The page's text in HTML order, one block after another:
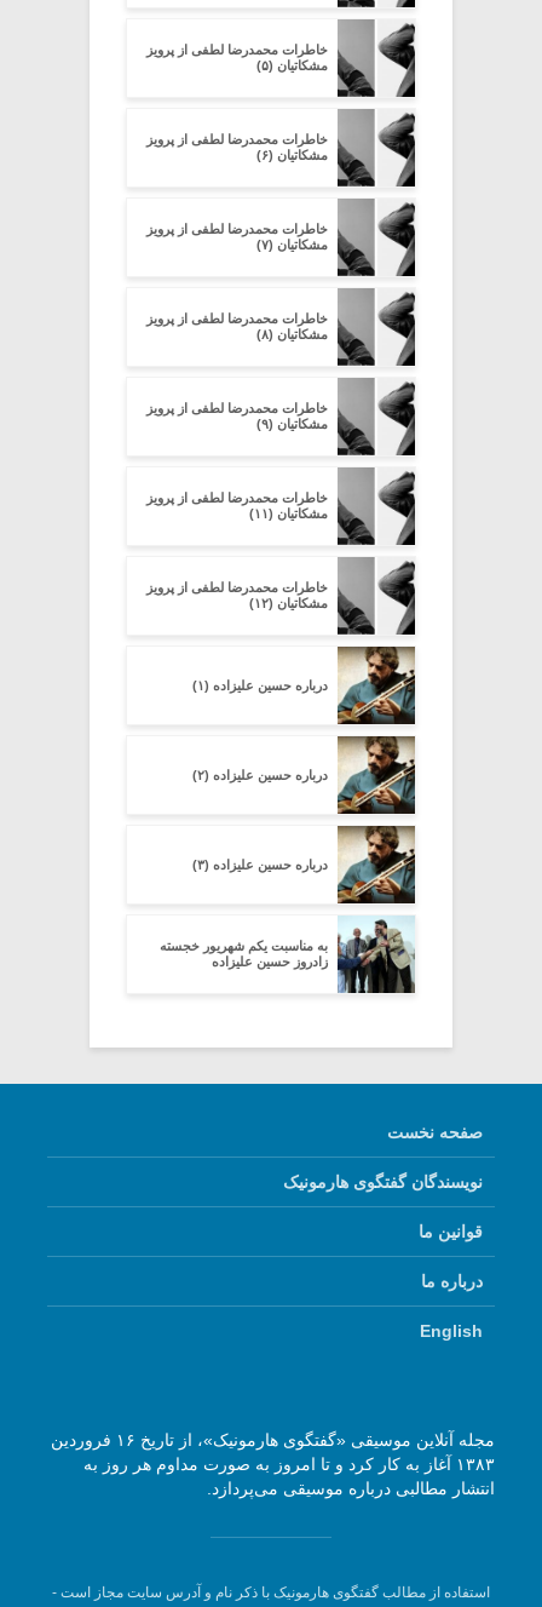
خاطرات محمدرضا لطفی از پرویز
مشکاتیان (۵)
خاطرات محمدرضا لطفی از پرویز
مشکاتیان (۶)
خاطرات محمدرضا لطفی از پرویز
مشکاتیان (۷)
خاطرات محمدرضا لطفی از پرویز
مشکاتیان (۸)
خاطرات محمدرضا لطفی از پرویز
مشکاتیان (۹)
خاطرات محمدرضا لطفی از پرویز
مشکاتیان (۱۱)
خاطرات محمدرضا لطفی از پرویز
مشکاتیان (۱۲)
درباره حسین علیزاده (۱)
درباره حسین علیزاده (۲)
درباره حسین علیزاده (۳)
به مناسبت یکم شهریور خجسته
زادروز حسین علیزاده
صفحه نخست
نویسندگان گفتگوی هارمونیک
قوانین ما
درباره ما
English
مجله آنلاین موسیقی «گفتگوی هارمونیک»، از تاریخ ۱۶ فروردین
۱۳۸۳ آغاز به کار کرد و تا امروز به صورت مداوم هر روز به
انتشار مطالبی درباره موسیقی می‌پردازد.
استفاده از مطالب گفتگوی هارمونیک با ذکر نام و آدرس سایت مجاز است -